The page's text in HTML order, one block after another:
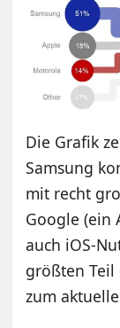
Die Grafik
Samsung
mit recht
Google (ein
auch iOS-
größten Teil
zum